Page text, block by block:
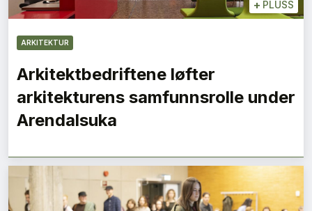
+ PLUSS
ARKITEKTUR
Arkitektbedriftene løfter
arkitekturens samfunnsrolle under
Arendalsuka